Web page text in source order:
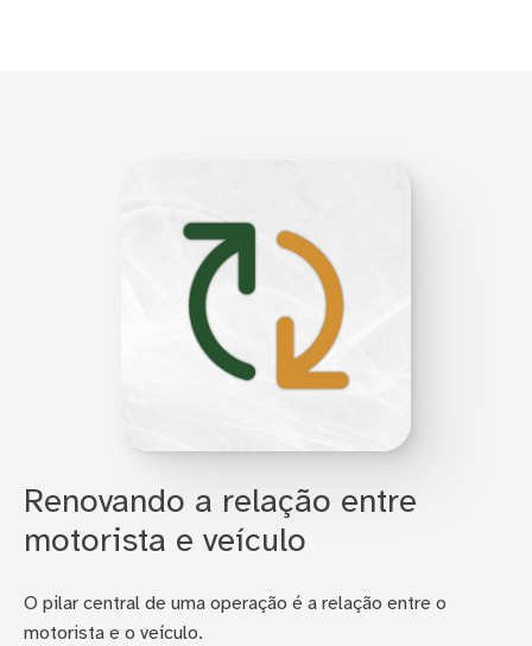
Renovando a relação entre
motorista e veículo
O pilar central de uma operação é a relação entre o
motorista e o veículo.